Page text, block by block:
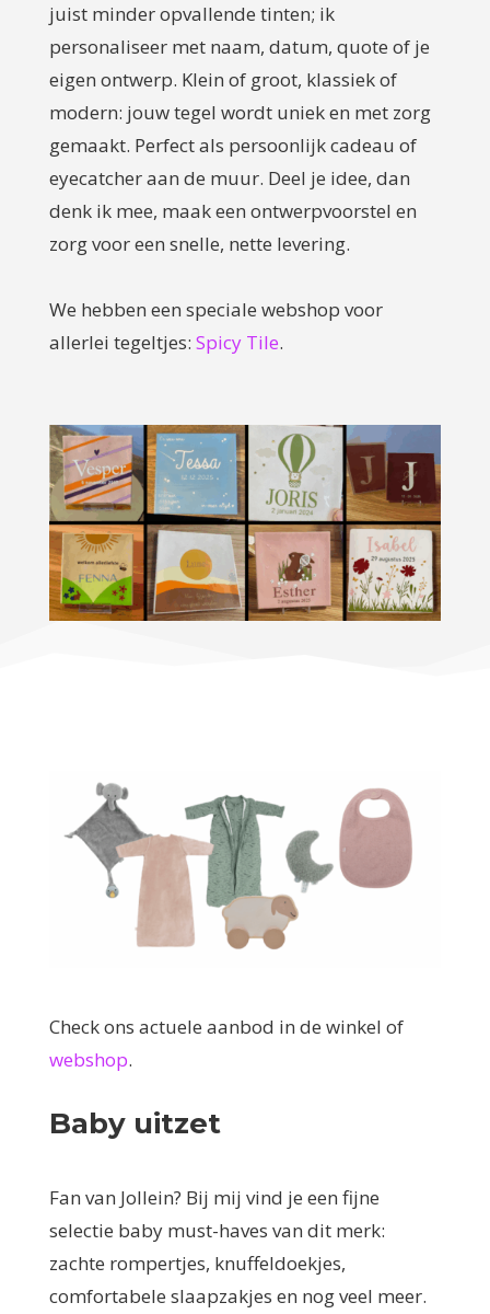
juist minder opvallende tinten; ik
personaliseer met naam, datum, quote of je
eigen ontwerp. Klein of groot, klassiek of
modern: jouw tegel wordt uniek en met zorg
gemaakt. Perfect als persoonlijk cadeau of
eyecatcher aan de muur. Deel je idee, dan
denk ik mee, maak een ontwerpvoorstel en
zorg voor een snelle, nette levering.
We hebben een speciale webshop voor
allerlei tegeltjes: Spicy Tile.
Check ons actuele aanbod in de winkel of
webshop.
Baby uitzet
Fan van Jollein? Bij mij vind je een fijne
selectie baby must-haves van dit merk:
zachte rompertjes, knuffeldoekjes,
comfortabele slaapzakjes en nog veel meer.